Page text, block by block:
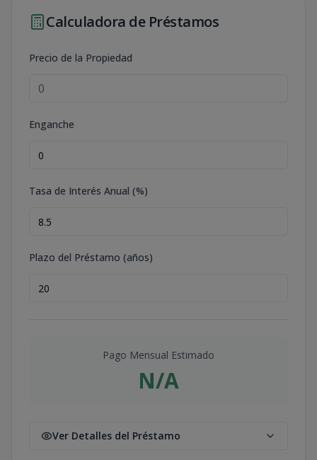
Calculadora de Préstamos
Precio de la Propiedad
Enganche
Tasa de Interés Anual (%)
Plazo del Préstamo (años)
Pago Mensual Estimado
N/A
Ver Detalles del Préstamo